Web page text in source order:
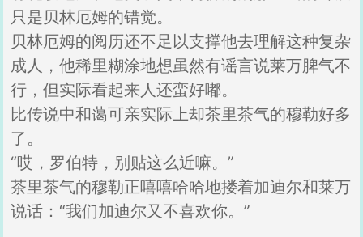
只是贝林厄姆的错觉。
贝林厄姆的阅历还不足以支撑他去理解这种复杂
成人，他稀里糊涂地想虽然有谣言说莱万脾气不
行，但实际看起来人还蛮好嘟。
比传说中和蔼可亲实际上却茶里茶气的穆勒好多
了。
“哎，罗伯特，别贴这么近嘛。”
茶里茶气的穆勒正嘻嘻哈哈地搂着加迪尔和莱万
说话：“我们加迪尔又不喜欢你。”